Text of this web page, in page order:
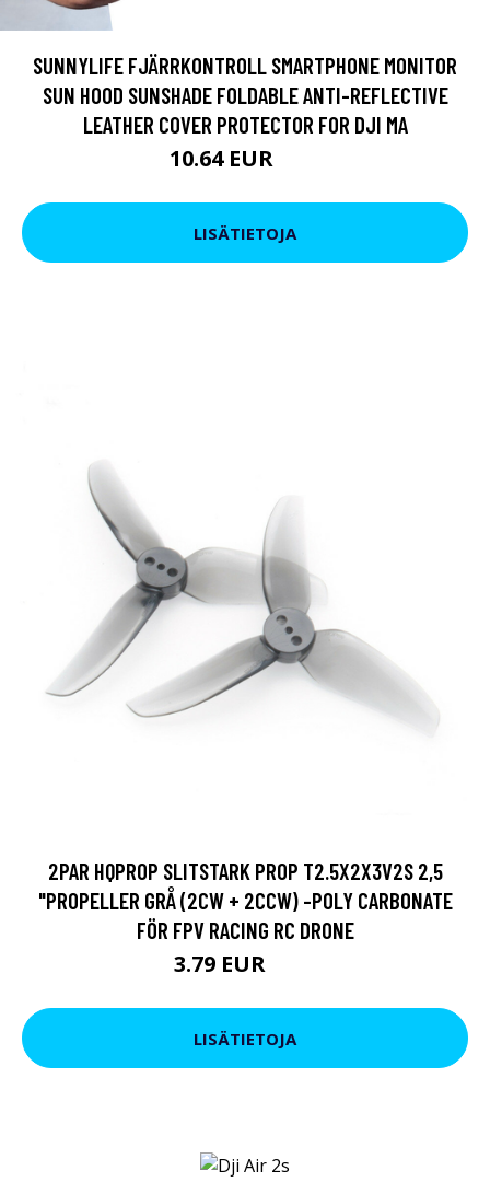
SUNNYLIFE FJÄRRKONTROLL SMARTPHONE MONITOR
SUN HOOD SUNSHADE FOLDABLE ANTI-REFLECTIVE
LEATHER COVER PROTECTOR FOR DJI MA
10.64 EUR
LISÄTIETOJA
2PAR HQPROP SLITSTARK PROP T2.5X2X3V2S 2,5
"PROPELLER GRÅ (2CW + 2CCW) -POLY CARBONATE
FÖR FPV RACING RC DRONE
3.79 EUR
LISÄTIETOJA